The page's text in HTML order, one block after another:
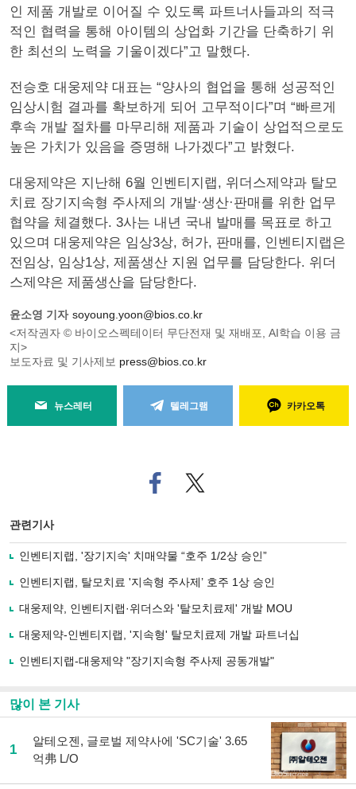
인 제품 개발로 이어질 수 있도록 파트너사들과의 적극
적인 협력을 통해 아이템의 상업화 기간을 단축하기 위
한 최선의 노력을 기울이겠다”고 말했다.
전승호 대웅제약 대표는 “양사의 협업을 통해 성공적인
임상시험 결과를 확보하게 되어 고무적이다”며 “빠르게
후속 개발 절차를 마무리해 제품과 기술이 상업적으로도
높은 가치가 있음을 증명해 나가겠다”고 밝혔다.
대웅제약은 지난해 6월 인벤티지랩, 위더스제약과 탈모
치료 장기지속형 주사제의 개발·생산·판매를 위한 업무
협약을 체결했다. 3사는 내년 국내 발매를 목표로 하고
있으며 대웅제약은 임상3상, 허가, 판매를, 인벤티지랩은
전임상, 임상1상, 제품생산 지원 업무를 담당한다. 위더
스제약은 제품생산을 담당한다.
윤소영 기자 soyoung.yoon@bios.co.kr
<저작권자 © 바이오스펙테이터 무단전재 및 재배포, AI학습 이용 금
지>
보도자료 및 기사제보 press@bios.co.kr
뉴스레터 텔레그램 카카오톡
페
이
로
기
사
유
기
트위
터로
관련기사
인벤티지랩, '장기지속' 치매약물 “호주 1/2상 승인”
인벤티지랩, 탈모치료 '지속형 주사제’ 호주 1상 승인
대웅제약, 인벤티지랩·위더스와 '탈모치료제' 개발 MOU
대웅제약-인벤티지랩, '지속형' 탈모치료제 개발 파트너십
인벤티지랩-대웅제약 "장기지속형 주사제 공동개발"
많이 본 기사
1
알테오젠, 글로벌 제약사에 'SC기술' 3.65
억弗 L/O